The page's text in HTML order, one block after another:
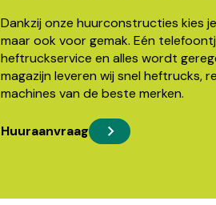
Dankzij onze huurconstructies kies
maar ook voor gemak. Eén
heftruckservice en alles wordt
magazijn leveren wij snel heftrucks,
machines van de beste merken.
Huuraanvraag